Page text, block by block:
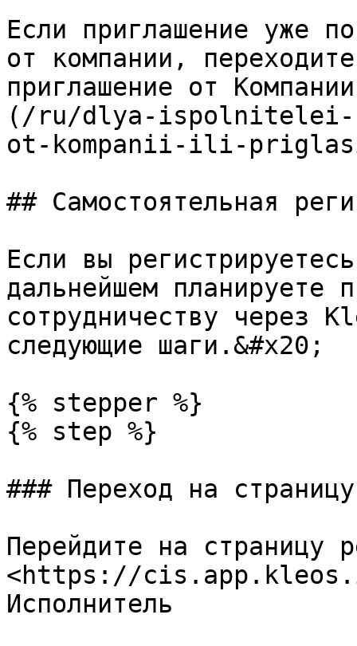
Если приглашение уже
от компании,
приглашение от
(/ru/dlya-ispolnitelei-
ot-kompanii-ili-
## Самостоятельная
Если вы
дальнейшем планируете
сотрудничеству через
следующие шаги.&#x20;
{% stepper %}
{% step %}
### Переход на
Перейдите на страницу
<https://
Исполнитель